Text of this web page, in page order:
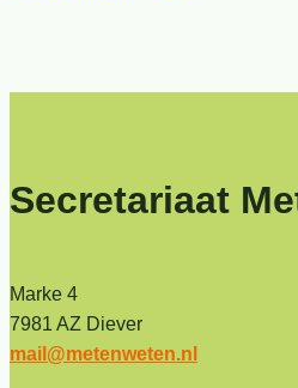
Secretariaat
Marke 4
7981 AZ Diever
mail@metenweten.nl